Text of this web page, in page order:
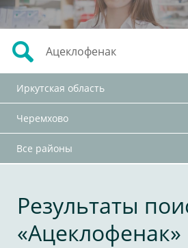
Иркутская область
Черемхово
Все районы
Результаты
«Ацеклофенак»